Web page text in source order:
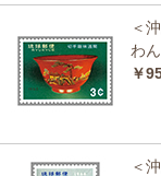
＜
わん
￥
＜